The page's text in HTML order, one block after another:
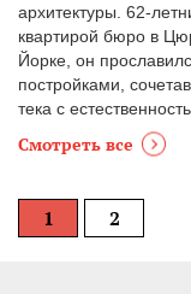
архитектуры. 62-
квартирой бюро в
Йорке, он
постройками,
тека с
Смотреть все
1 2